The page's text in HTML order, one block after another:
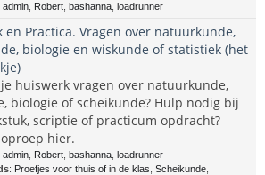
admin Robert bashanna loadrunner
en Practica. Vragen over natuurkunde,
biologie en wiskunde of statistiek (het
huiswerk vragen over natuurkunde,
biologie of scheikunde? Hulp nodig bij
scriptie of practicum opdracht?
hier.
admin Robert bashanna loadrunner
: Proefjes voor thuis of in de klas Scheikunde